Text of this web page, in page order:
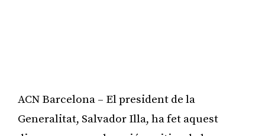
ACN Barcelona – El president de la
Generalitat, Salvador Illa, ha fet aquest